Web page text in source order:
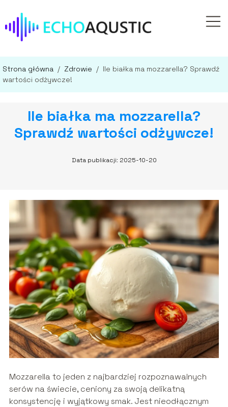
Strona główna / Zdrowie / Ile białka ma mozzarella? Sprawdź
wartości odżywcze!
Ile białka ma mozzarella?
Sprawdź wartości odżywcze!
Data publikacji: 2025-10-20
Mozzarella to jeden z najbardziej rozpoznawalnych
serów na świecie, ceniony za swoją delikatną
konsystencję i wyjątkowy smak. Jest nieodłącznym